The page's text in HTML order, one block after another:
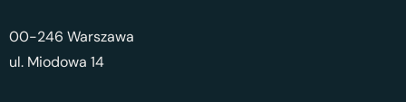
00-246 Warszawa
ul. Miodowa 14